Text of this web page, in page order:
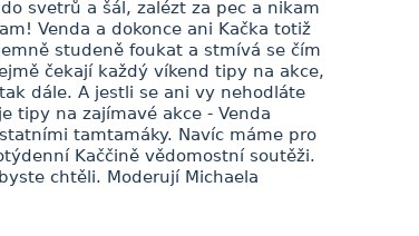
svetrů a šál, zalézt za pec a nikam
Venda a dokonce ani Kačka totiž
studeně foukat a stmívá se čím
čekají každý víkend tipy na akce,
dále. A jestli se ani vy nehodláte
tipy na zajímavé akce - Venda
tamtamáky. Navíc máme pro
Kaččině vědomostní soutěži.
chtěli. Moderují Michaela